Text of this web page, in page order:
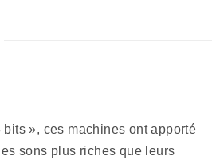
», ces machines ont apporté
sons plus riches que leurs